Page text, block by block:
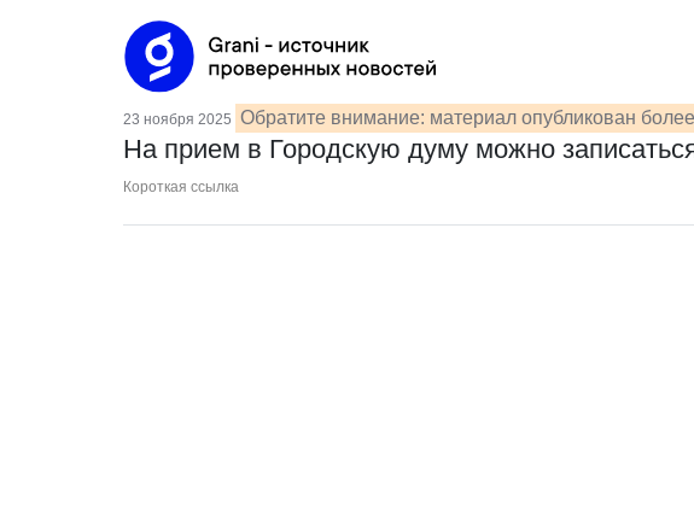
23 ноября 2025 Обратите внимание: материал опубликован
На прием в Городскую думу можно
Короткая ссылка